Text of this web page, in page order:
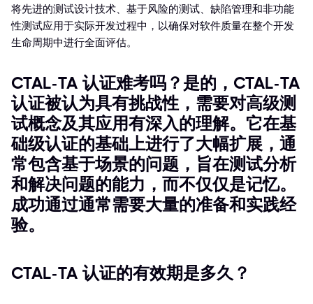
将先进的测试设计技术、基于风险的测试、缺陷管理和非功能
性测试应用于实际开发过程中，以确保对软件质量在整个开发
生命周期中进行全面评估。
CTAL-TA 认证难考吗？是的，CTAL-TA
认证被认为具有挑战性，需要对高级测
试概念及其应用有深入的理解。它在基
础级认证的基础上进行了大幅扩展，通
常包含基于场景的问题，旨在测试分析
和解决问题的能力，而不仅仅是记忆。
成功通过通常需要大量的准备和实践经
验。
CTAL-TA 认证的有效期是多久？